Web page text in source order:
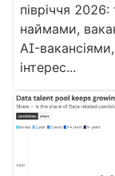
півріччя
наймами,
AI-
інтерес...